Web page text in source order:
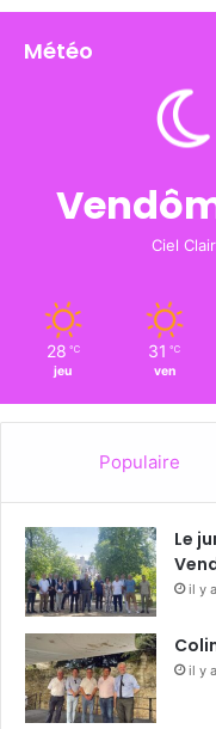
Météo
Ciel Clair
28 ℃
jeu
31 ℃
ven
Populaire
Le
il y
il y